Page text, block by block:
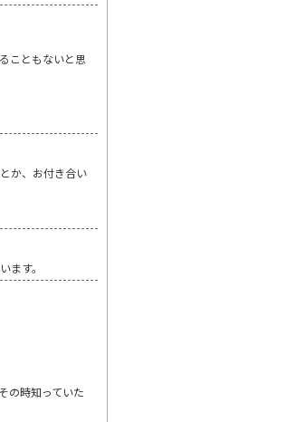
こともないと思
か、お付き合い
ます。
の時知っていた